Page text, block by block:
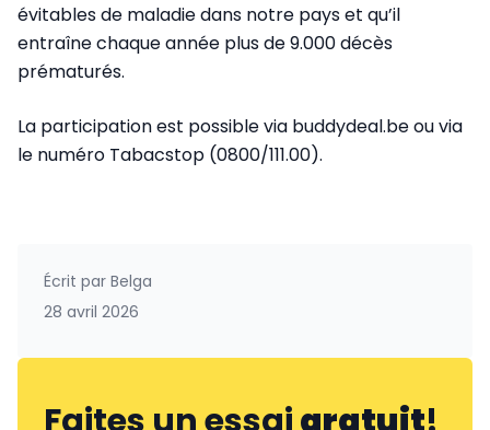
évitables de maladie dans notre pays et qu’il
entraîne chaque année plus de 9.000 décès
prématurés.
La participation est possible via buddydeal.be ou via
le numéro Tabacstop (0800/111.00).
Écrit par Belga
28 avril 2026